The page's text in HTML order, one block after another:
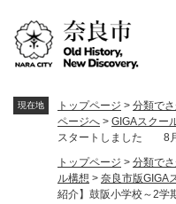
現在地 トップページ > 分類で
ページへ > GIGAスクー
スタートしました 8
トップページ > 分類で
ル構想 > 奈良市版GIGA
紹介】鼓阪小学校～2